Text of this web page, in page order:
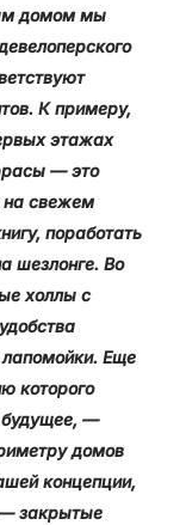
домом мы
К примеру,
этажах
— это
на свежем
поработать
шезлонге. Во
холлы с
лапомойки. Еще
которого
будущее, —
домов
концепции,
— закрытые